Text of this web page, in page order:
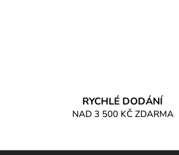
RYCHLÉ DODÁNÍ
NAD 3 500 KČ ZDARMA